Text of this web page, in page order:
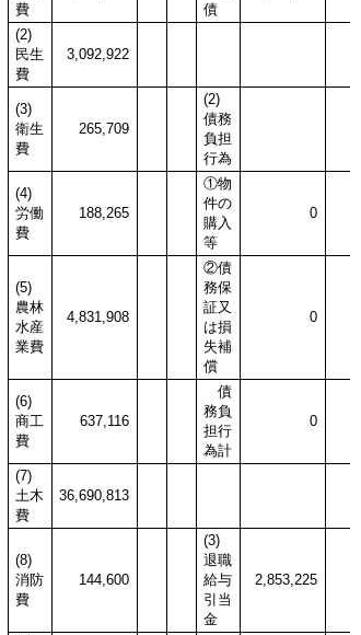
費
債
(2)
民生
費
3,092,922
(3)
衛生
費
265,709
(2)
債務
負担
行為
(4)
労働
費
188,265
①物
件の
購入
等
0
(5)
農林
水産
業費
4,831,908
②債
務保
証又
は損
失補
償
0
(6)
商工
費
637,116
債
務負
担行
為計
0
(7)
土木
費
36,690,813
(8)
消防
費
144,600
(3)
退職
給与
引当
金
2,853,225